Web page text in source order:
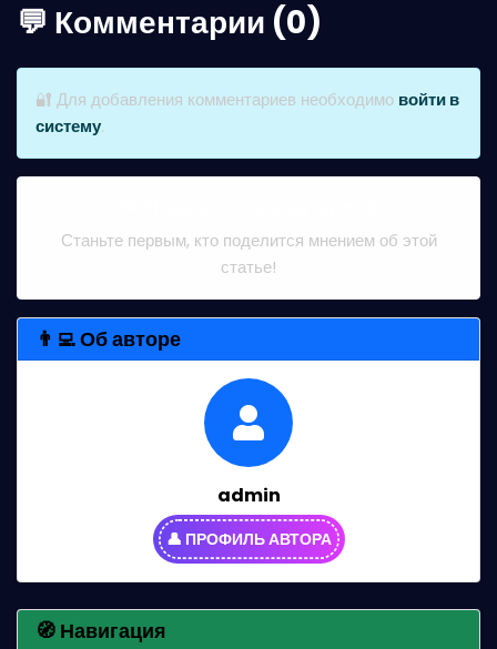
💬 Комментарии (0)
🔐 Для добавления комментариев необходимо войти в
систему.
Станьте первым, кто поделится мнением об этой
статье!
👨‍💻 Об авторе
admin
👤 ПРОФИЛЬ АВТОРА
🧭 Навигация